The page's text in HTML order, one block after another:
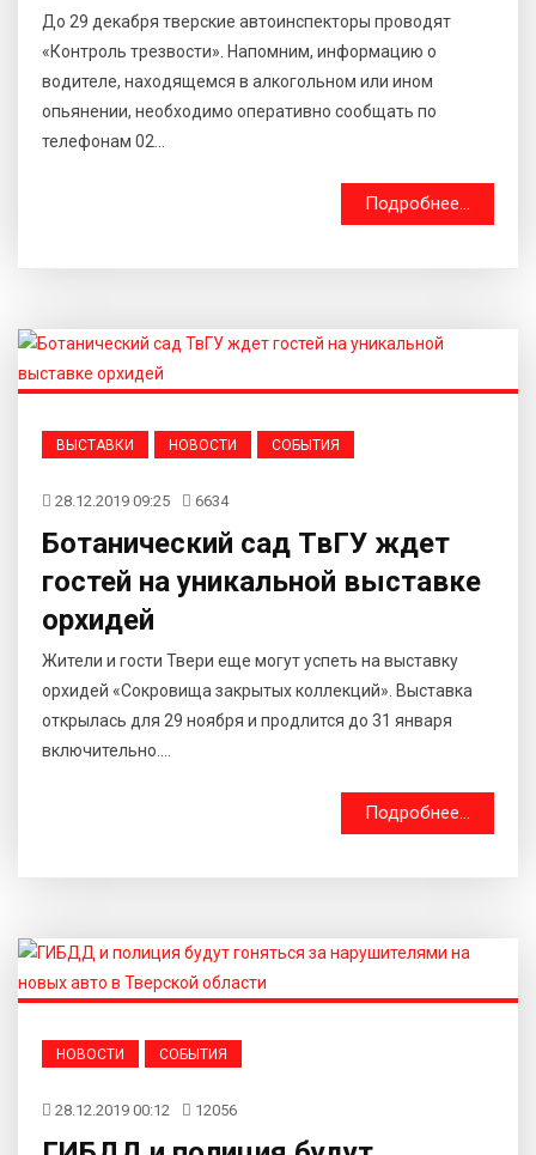
До 29 декабря тверские автоинспекторы проводят
«Контроль трезвости». Напомним, информацию о
водителе, находящемся в алкогольном или ином
опьянении, необходимо оперативно сообщать по
телефонам 02...
Подробнее...
ВЫСТАВКИ НОВОСТИ СОБЫТИЯ
28.12.2019 09:25 6634
Ботанический сад ТвГУ ждет
гостей на уникальной выставке
орхидей
Жители и гости Твери еще могут успеть на выставку
орхидей «Сокровища закрытых коллекций». Выставка
открылась для 29 ноября и продлится до 31 января
включительно....
Подробнее...
НОВОСТИ СОБЫТИЯ
28.12.2019 00:12 12056